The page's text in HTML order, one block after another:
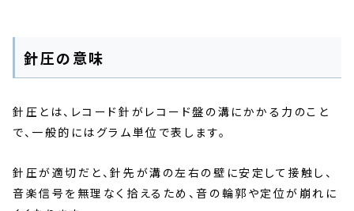
針圧の意味
針圧とは、レコード針がレコード盤の溝にかかる力のこと
で、一般的にはグラム単位で表します。
針圧が適切だと、針先が溝の左右の壁に安定して接触し、
音楽信号を無理なく拾えるため、音の輪郭や定位が崩れに